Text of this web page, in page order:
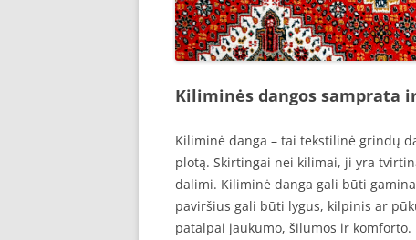
Kiliminės dangos samprata
Kiliminė danga – tai tekstilinė grindų
plotą. Skirtingai nei kilimai, ji yra
dalimi. Kiliminė danga gali būti
paviršius gali būti lygus, kilpinis ar
patalpai jaukumo, šilumos ir